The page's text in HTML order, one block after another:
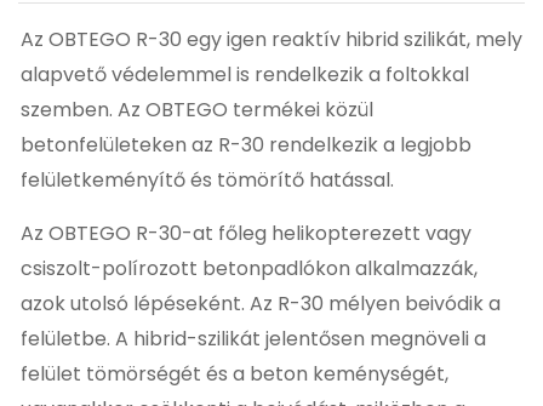
Az OBTEGO R-30 egy igen reaktív hibrid szilikát, mely
alapvető védelemmel is rendelkezik a foltokkal
szemben. Az OBTEGO termékei közül
betonfelületeken az R-30 rendelkezik a legjobb
felületkeményítő és tömörítő hatással.
Az OBTEGO R-30-at főleg helikopterezett vagy
csiszolt-polírozott betonpadlókon alkalmazzák,
azok utolsó lépéseként. Az R-30 mélyen beivódik a
felületbe. A hibrid-szilikát jelentősen megnöveli a
felület tömörségét és a beton keménységét,